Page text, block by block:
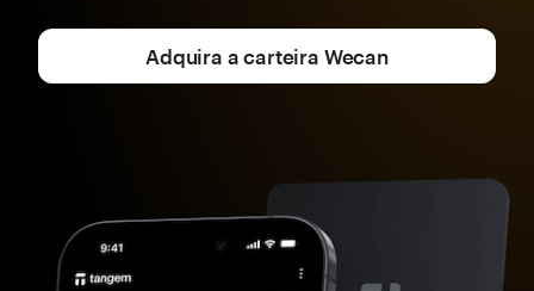
Adquira a carteira Wecan